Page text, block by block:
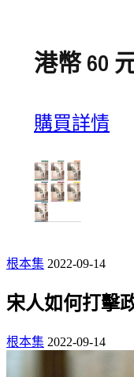
港幣 60
購買詳情
根本集 2022-09-14
宋人如何打擊
根本集 2022-09-14